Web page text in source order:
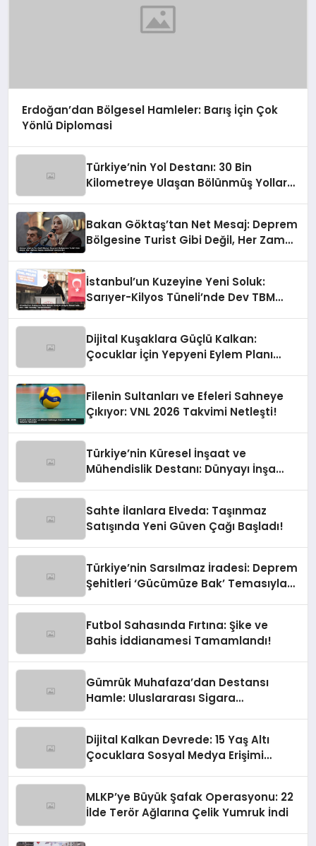
Erdoğan’dan Bölgesel Hamleler: Barış İçin Çok
Yönlü Diplomasi
Türkiye’nin Yol Destanı: 30 Bin
Kilometreye Ulaşan Bölünmüş Yollar
Bakan Göktaş’tan Net Mesaj: Deprem
Bölgesine Turist Gibi Değil, Her Zaman
İstanbul’un Kuzeyine Yeni Soluk:
Sarıyer-Kilyos Tüneli’nde Dev TBM
Dijital Kuşaklara Güçlü Kalkan:
Çocuklar İçin Yepyeni Eylem Planı
Filenin Sultanları ve Efeleri Sahneye
Çıkıyor: VNL 2026 Takvimi Netleşti!
Türkiye’nin Küresel İnşaat ve
Mühendislik Destanı: Dünyayı İnşa
Sahte İlanlara Elveda: Taşınmaz
Satışında Yeni Güven Çağı Başladı!
Türkiye’nin Sarsılmaz İradesi: Deprem
Şehitleri ‘Gücümüze Bak’ Temasıyla
Futbol Sahasında Fırtına: Şike ve
Bahis İddianamesi Tamamlandı!
Gümrük Muhafaza’dan Destansı
Hamle: Uluslararası Sigara
Dijital Kalkan Devrede: 15 Yaş Altı
Çocuklara Sosyal Medya Erişimi
MLKP’ye Büyük Şafak Operasyonu: 22
İlde Terör Ağlarına Çelik Yumruk İndi